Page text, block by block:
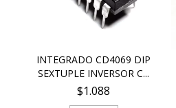
INTEGRADO CD4069 DIP
SEXTUPLE INVERSOR C...
$1.088